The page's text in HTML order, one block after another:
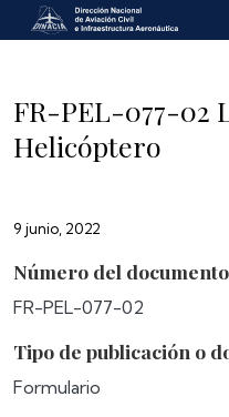
Pasar al contenido principal
FR-PEL-077-02
Helicóptero
9 junio, 2022
Número del documento
FR-PEL-077-02
Tipo de publicación o
Formulario